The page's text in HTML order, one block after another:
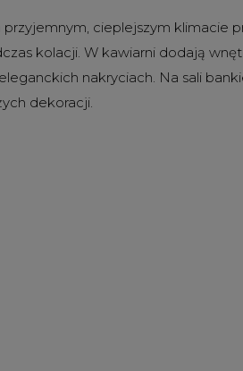
cieplejszym klimacie
kolacji. W kawiarni dodają
nakryciach. Na sali
dekoracji.